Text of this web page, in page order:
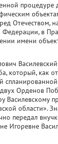
Отечеством,
Федерации, в
имени
который, как
двух Орденов
Василевскому
области».
передал
Игоревне